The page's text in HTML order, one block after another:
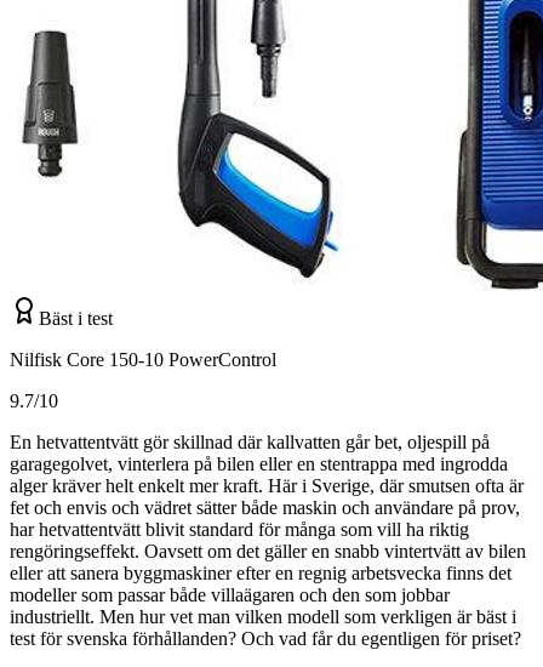
Bäst i test
Nilfisk Core 150-10 PowerControl
9.7/10
En hetvattentvätt gör skillnad där kallvatten går bet, oljespill på
garagegolvet, vinterlera på bilen eller en stentrappa med ingrodda
alger kräver helt enkelt mer kraft. Här i Sverige, där smutsen ofta är
fet och envis och vädret sätter både maskin och användare på prov,
har hetvattentvätt blivit standard för många som vill ha riktig
rengöringseffekt. Oavsett om det gäller en snabb vintertvätt av bilen
eller att sanera byggmaskiner efter en regnig arbetsvecka finns det
modeller som passar både villaägaren och den som jobbar
industriellt. Men hur vet man vilken modell som verkligen är bäst i
test för svenska förhållanden? Och vad får du egentligen för priset?